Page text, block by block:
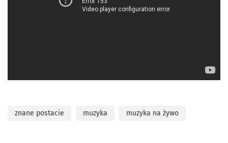
znane postacie muzyka muzyka na żywo